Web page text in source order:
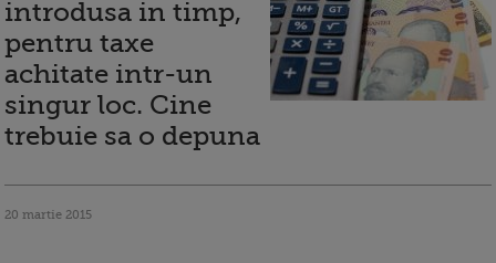
introdusa in timp,
pentru taxe
achitate intr-un
singur loc. Cine
trebuie sa o depuna
20 martie 2015